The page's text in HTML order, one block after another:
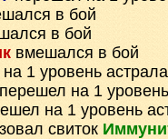
в бой
в бой
вмешался в бой
1 уровень астрала
перешел на 1
на 1 уровень
свиток